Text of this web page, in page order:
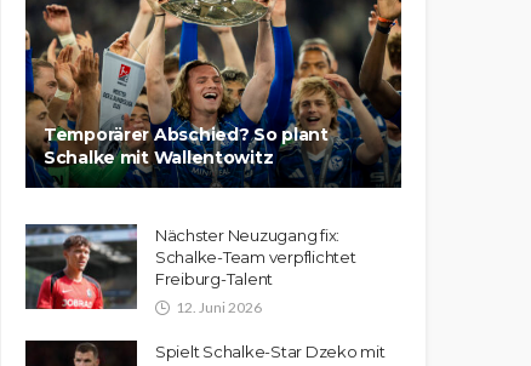
Temporärer Abschied? So plant
Schalke mit Wallentowitz
Nächster Neuzugang fix:
Schalke-Team verpflichtet
Freiburg-Talent
12. Juni 2026
Spielt Schalke-Star Dzeko mit